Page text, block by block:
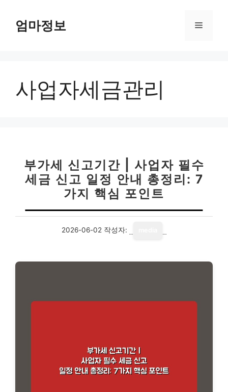
엄마정보 메
사업자세금관리
부가세 신고기간 | 사업자 필수
세금 신고 일정 안내 총정리: 7
가지 핵심 포인트
2026-06-02 작성자: